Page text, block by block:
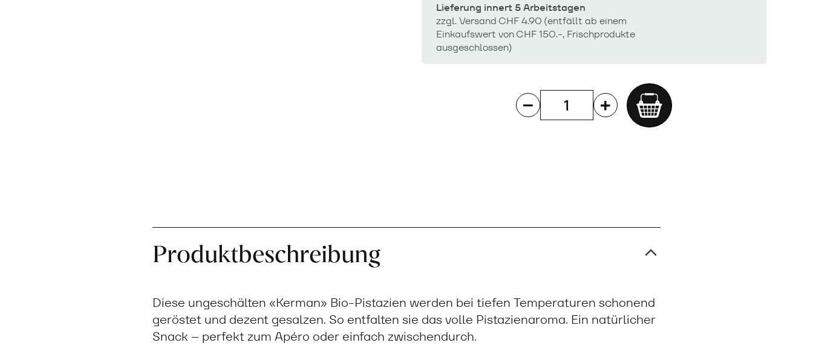
Lieferung innert 5 Arbeitstagen
zzgl. Versand CHF 4.90 (entfällt ab einem
Einkaufswert von CHF 150.-, Frischprodukte
ausgeschlossen)
Add
Produktbeschreibung
Diese ungeschälten «Kerman» Bio-Pistazien werden bei tiefen Temperaturen schonend
geröstet und dezent gesalzen. So entfalten sie das volle Pistazienaroma. Ein natürlicher
Snack – perfekt zum Apéro oder einfach zwischendurch.